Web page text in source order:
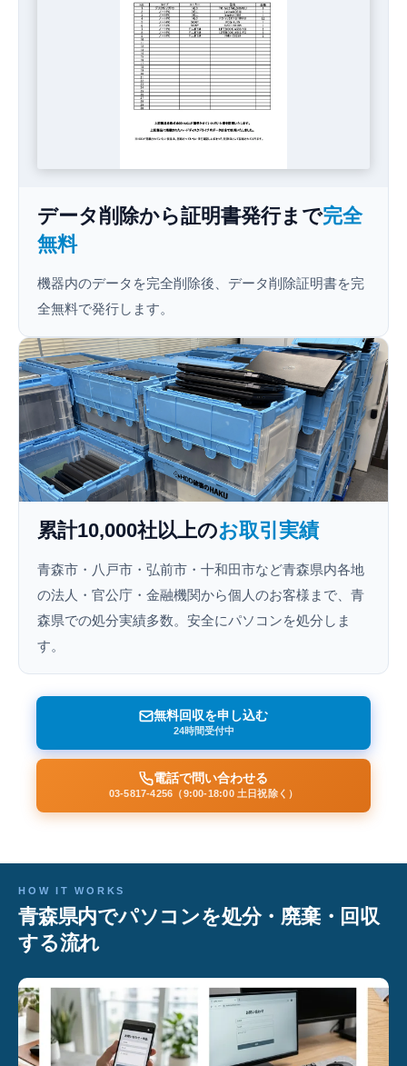
データ削除から証明書発行まで完全
無料
機器内のデータを完全削除後、データ削除証明書を完
全無料で発行します。
累計10,000社以上のお取引実績
青森市・八戸市・弘前市・十和田市など青森県内各地
の法人・官公庁・金融機関から個人のお客様まで、青
森県での処分実績多数。安全にパソコンを処分しま
す。
無料回収を申し込む
24時間受付中
電話で問い合わせる
03-5817-4256（9:00-18:00 土日祝除く）
HOW IT WORKS
青森県内でパソコンを処分・廃棄・回収
する流れ